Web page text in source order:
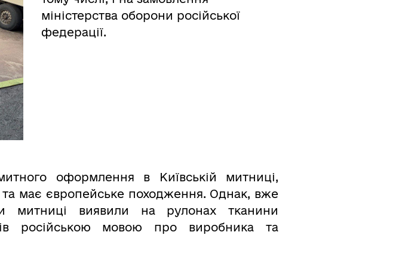
міністерства оборони російської
федерації.
оформлення в Київській митниці,
та має європейське походження. Однак, вже
митниці виявили на рулонах тканини
російською мовою про виробника та